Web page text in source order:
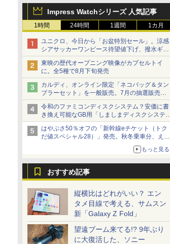
Impress Watchシリーズ 人気記事
1時間 24時間 1週間 1カ月
ユニクロ、今日から「お盆特別セール」。涼感
シアサッカーワンピース待望値下げ、撥水ギア
ショーツは1990円に
東映の歴代オープニング映像がカプセルトイ
に。全5種で8月下旬発売
カルディ、オンライン限定「ネコバッグ＆タン
ブラーセット」を一般販売。7月の抽選販売の
当選無効分
令和のファミコンディスクシステム？安価に書
き換え可能なGB用「しましまディスクシステ
ム」
はやぶさ50％オフの「新幹線eチケット（トク
だ値スペシャル28）」発売。秋冬乗車分、えき
もっと見る
おすすめ記事
縦横比はどれがいい？ エン
タメ目線で考える、サムスン
新「Galaxy Z Fold」
望遠ブーム来てる!? 9年ぶり
に大復活した、ソニー